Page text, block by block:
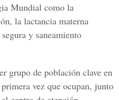
Mundial como la
la lactancia materna
y saneamiento
grupo de población clave en
vez que ocupan, junto